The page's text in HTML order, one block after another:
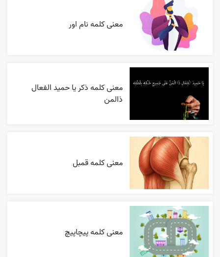
معنی کلمه نام اور
معنی کلمه ذکر یا حمید الفعال
ذالمن
معنی کلمه قمبل
معنی کلمه پیچاپیچ